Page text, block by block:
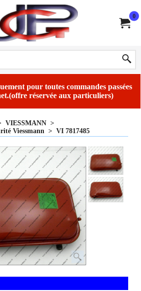
0
pour toutes commandes passées
réservée aux particuliers)
VIESSMANN >
Viessmann > VI 7817485